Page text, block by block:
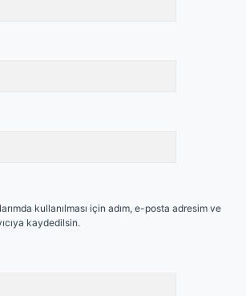
kullanılması için adım, e-posta adresim ve
kaydedilsin.